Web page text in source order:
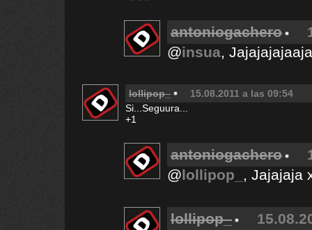
antoniogachero
@insua,
lollipop_
15.08.2011 a las 09:54
Si...Seguura...
+1
antoniogachero
@lollipop_ , Jajajaja
lollipop_